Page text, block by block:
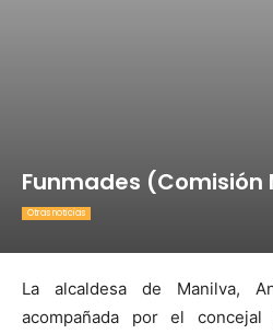
Funmades (Comisión
Otras noticias
La alcaldesa de Manilva,
acompañada por el